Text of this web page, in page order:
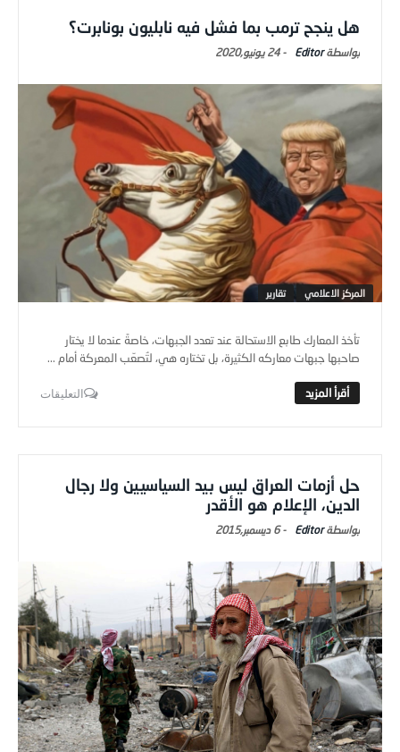
هل ينجح ترمب بما فشل فيه نابليون بونابرت؟
Editor
-24 يونيو,2020
المركز الاعلامي تقارير
تأخذ المعارك طابع الاستحالة عند تعدد الجبهات، خاصةً عندما لا يختار
صاحبها جبهات معاركه الكثيرة، بل تختاره هي، لتُصعّب المعركة أمام ...
التعليقات
حل أزمات العراق ليس بيد السياسيين ولا رجال
الدين، الإعلام هو الأقدر
Editor
-6 ديسمبر,2015